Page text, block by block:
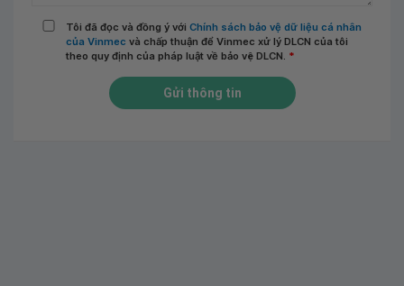
Tôi đã đọc và đồng ý với Chính sách bảo vệ dữ liệu cá nhân
của Vinmec và chấp thuận để Vinmec xử lý DLCN của tôi
theo quy định của pháp luật về bảo vệ DLCN. *
Gửi thông tin